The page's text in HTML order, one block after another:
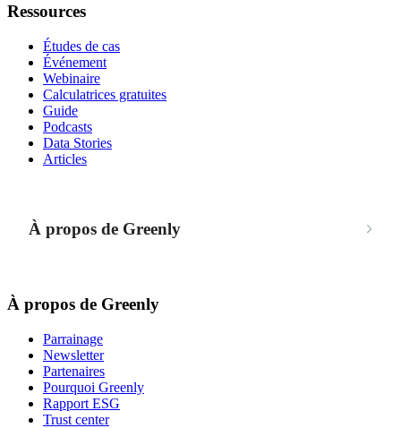
Ressources
Études de cas
Événement
Webinaire
Calculatrices gratuites
Guide
Podcasts
Data Stories
Articles
À propos de Greenly
À propos de Greenly
Parrainage
Newsletter
Partenaires
Pourquoi Greenly
Rapport ESG
Trust center